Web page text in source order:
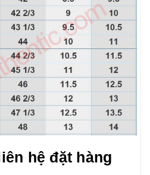
hệ đặt hàng